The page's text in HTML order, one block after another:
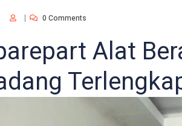
0 Comments
Alat